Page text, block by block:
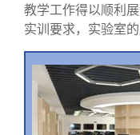
教学工作得以顺利
实训要求，实验室的